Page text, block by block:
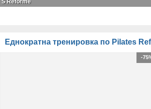
S Reformè
Еднократна тренировка по Pilates
-